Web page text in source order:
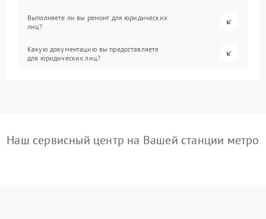
Выполняете ли вы ремонт для юридических
лиц?
Какую документацию вы предоставляете
для юридических лиц?
Наш сервисный центр на Вашей станции метро